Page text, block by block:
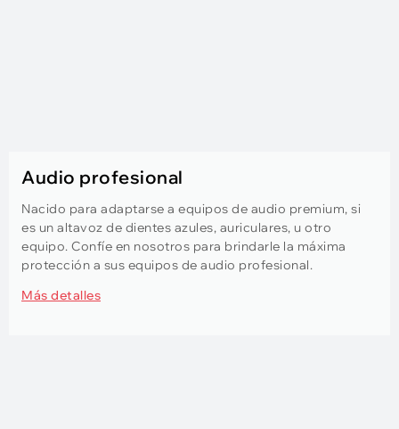
Audio profesional
Nacido para adaptarse a equipos de audio premium, si
es un altavoz de dientes azules, auriculares, u otro
equipo. Confíe en nosotros para brindarle la máxima
protección a sus equipos de audio profesional.
Más detalles